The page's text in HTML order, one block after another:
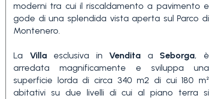
moderni tra cui il riscaldamento a pavimento e
gode di una splendida vista aperta sul Parco di
Montenero.
La Villaesclusiva in Vendita a Seborga, è
arredata magnificamente e sviluppa una
superficie lorda di circa 340 m2 di cui 180 m²
abitativi su due livelli di cui al piano terra si
Camere
Qualsiasi